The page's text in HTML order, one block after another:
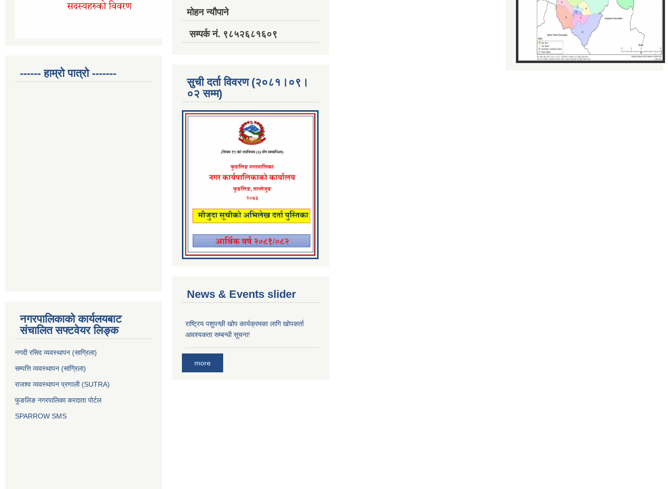
------ हाम्रो पात्रो -------
नगरपालिकाको कार्यलयबाट
संचालित सफ्टवेयर लिङ्क
नगदी रसिद व्यवस्थापन (साग्रिला)
सम्पत्ति व्यवस्थापन (सांग्रिला)
राजश्व व्यवस्थापन प्रणाली (SUTRA)
फुङलिङ नगरपालिका करदाता पोर्टल
SPARROW SMS
मोहन न्यौपाने
सम्पर्क नं. ९८५२६८१६०९
सुची दर्ता विवरण (२०८१।०९।
०२ सम्म)
News & Events slider
राष्ट्रिय पशुपन्छी खोप कार्यक्रमका लागि खोपकर्ता
आवश्यकता सम्बन्धी सूचना!
more